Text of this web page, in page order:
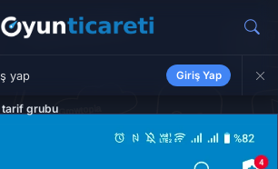
yap Giriş Yap
tarif grubu